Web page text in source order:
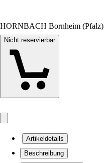
HORNBACH Bornheim (Pfalz)
Nicht reservierbar
Artikeldetails
Beschreibung